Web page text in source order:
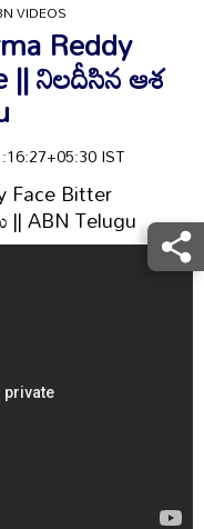
VIDEOS
Reddy
|| నిలదీసిన ఆశ
IST
Face Bitter
|| ABN Telugu